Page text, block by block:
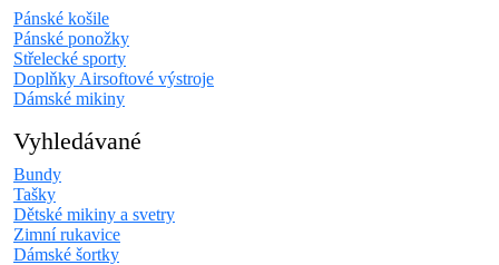
Pánské košile
Pánské ponožky
Střelecké sporty
Doplňky Airsoftové výstroje
Dámské mikiny
Vyhledávané
Bundy
Tašky
Dětské mikiny a svetry
Zimní rukavice
Dámské šortky